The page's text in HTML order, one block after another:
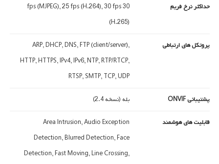
حداکثر نرخ فریم
30 fps (MJPEG), 25 fps (H.264), 30 fps
(H.265)
پروتکل های ارتباطی
ARP, DHCP, DNS, FTP (client/server),
HTTP, HTTPS, IPv4, IPv6, NTP, RTP/RTCP,
RTSP, SMTP, TCP, UDP
پشتیبانی ONVIF بله (نسخه 2.4)
قابلیت های هوشمند
Area Intrusion, Audio Exception
Detection, Blurred Detection, Face
Detection, Fast Moving, Line Crossing,